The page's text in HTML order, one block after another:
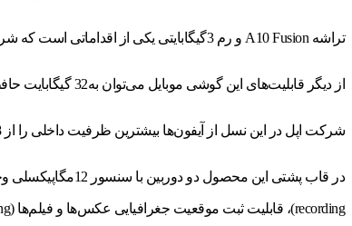
تراشه A10 Fusion و رم 3گیگابایتی یکی از اقداماتی است که شرکت اپل برای رفاه حال کاربران و ایجاد تجربه‌ی کاربری بهتر در اجرای برنامه‌ها و بازی در نظر گرفته است.
از دیگر قابلیت‌های این گوشی موبایل می‌توان به32 گیگابایت حافظه‌ی داخلی، بدنه‌ی مقاوم در برابر آب و وجود سنسور 12مگاپیکسلی در دوربین اصلی آن اشاره کرد.
شرکت اپل در این نسل از آیفون‌ها بیشترین ظرفیت داخلی را از 128 گیگابایت به 256 گیگابایت افزایش داده است؛ بنابراین ذخیره‌ی حجم زیادی از فایل‌های صوتی و تصویری بدون هیچ‌گونه مشکلی میسر خواهد بود.